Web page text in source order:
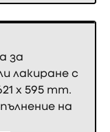
за
лакиране с
x 595 mm.
на